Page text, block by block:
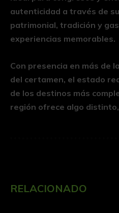
autenticidad a través de
patrimonial, tradición y
experiencias memorables.
Con presencia en más de
del certamen, el estado
de los destinos más
región ofrece algo
RELACIONADO